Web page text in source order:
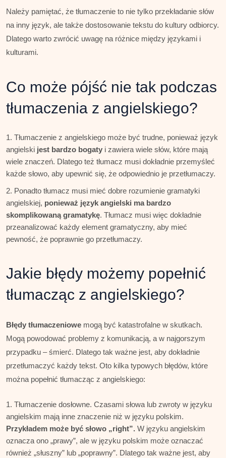
Należy pamiętać, że tłumaczenie to nie tylko przekładanie słów
na inny język, ale także dostosowanie tekstu do kultury odbiorcy.
Dlatego warto zwrócić uwagę na różnice między językami i
kulturami.
Co może pójść nie tak podczas
tłumaczenia z angielskiego?
Tłumaczenie z angielskiego może być trudne, ponieważ język
angielski jest bardzo bogaty i zawiera wiele słów, które mają
wiele znaczeń. Dlatego też tłumacz musi dokładnie przemyśleć
każde słowo, aby upewnić się, że odpowiednio je przetłumaczy.
Ponadto tłumacz musi mieć dobre rozumienie gramatyki
angielskiej, ponieważ język angielski ma bardzo
skomplikowaną gramatykę. Tłumacz musi więc dokładnie
przeanalizować każdy element gramatyczny, aby mieć
pewność, że poprawnie go przetłumaczy.
Jakie błędy możemy popełnić
tłumacząc z angielskiego?
Błędy tłumaczeniowe mogą być katastrofalne w skutkach.
Mogą powodować problemy z komunikacją, a w najgorszym
przypadku – śmierć. Dlatego tak ważne jest, aby dokładnie
przetłumaczyć każdy tekst. Oto kilka typowych błędów, które
można popełnić tłumacząc z angielskiego:
Tłumaczenie dosłowne. Czasami słowa lub zwroty w języku
angielskim mają inne znaczenie niż w języku polskim.
Przykładem może być słowo „right”. W języku angielskim
oznacza ono „prawy”, ale w języku polskim może oznaczać
również „słuszny” lub „poprawny”. Dlatego tak ważne jest, aby